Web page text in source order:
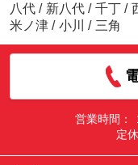
八代 / 新八代 / 千丁 /
米ノ津 / 小川 / 三角
営業時間：
定